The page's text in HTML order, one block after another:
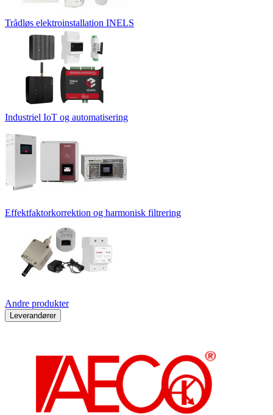
Trådløs elektroinstallation INELS
Industriel IoT og automatisering
Effektfaktorkorrektion og harmonisk filtrering
Andre produkter
Leverandører